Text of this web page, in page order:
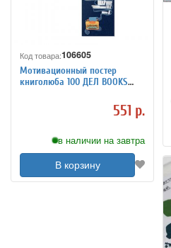
Код товара:106605
Мотивационный постер
книголюба 100 ДЕЛ BOOKS
551 р.
в наличии на завтра
В корзину